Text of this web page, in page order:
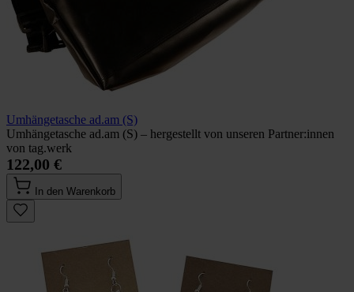
Umhängetasche ad.am (S)
Umhängetasche ad.am (S) – hergestellt von unseren Partner:innen
von tag.werk
122,00 €
In den Warenkorb